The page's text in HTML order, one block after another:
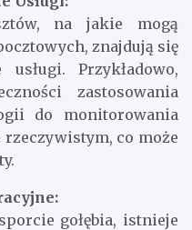
na jakie mogą
znajdują się
Przykładowo,
zastosowania
do monitorowania
co może
gołębia, istnieje